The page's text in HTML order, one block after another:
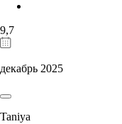
9,7
декабрь 2025
Taniya